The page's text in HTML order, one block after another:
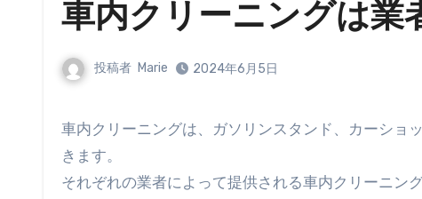
車内クリーニングは業
投稿者 Marie 2024年6月5日
車内クリーニングは、ガソリンスタンド、カーショップ、車用品の専門店など、さまざまな業者に依頼することがで
きます。
それぞれの業者によって提供される車内クリーニン